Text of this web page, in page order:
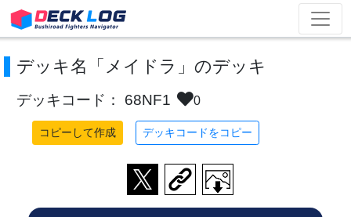
デッキ名「メイドラ」のデッキ
デッキコード： 68NF1 0
コピーして作成 デッキコードをコピー